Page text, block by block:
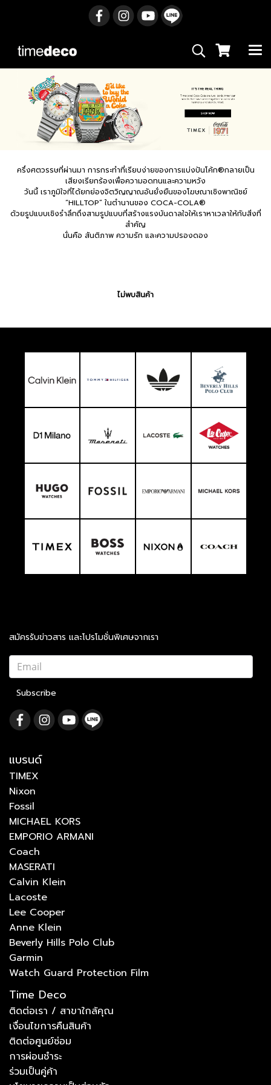
ครึ่งศตวรรษที่ผ่านมา การกระทำที่เรียบง่ายของการแบ่งปันโค้ก®กลายเป็น
เสียงเรียกร้องเพื่อความอดทนและความหวัง
วันนี้ เราภูมิใจที่ได้ยกย่องจิตวิญญาณอันยั่งยืนของโฆษณาเชิงพาณิชย์
“HILLTOP” ในตำนานของ COCA-COLA®
ด้วยรูปแบบเชิงรำลึกถึงสามรูปแบบที่สร้างแรงบันดาลใจให้เราหาเวลาให้กับสิ่งที่
สำคัญ
นั่นคือ สันติภาพ ความรัก และความปรองดอง
ไม่พบสินค้า
สมัครรับข่าวสาร และโปรโมชั่นพิเศษจากเรา
Subscribe
แบรนด์
TIMEX
Nixon
Fossil
MICHAEL KORS
EMPORIO ARMANI
Coach
MASERATI
Calvin Klein
Lacoste
Lee Cooper
Anne Klein
Beverly Hills Polo Club
Garmin
Watch Guard Protection Film
Time Deco
ติดต่อเรา / สาขาใกล้คุณ
เงื่อนไขการคืนสินค้า
ติดต่อศูนย์ซ่อม
การผ่อนชำระ
ร่วมเป็นคู่ค้า